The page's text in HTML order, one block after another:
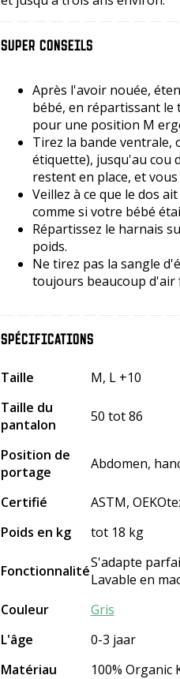
SUPER CONSEILS
Après l'avoir nouée,
bébé, en répartissant le
pour une position M
Tirez la bande ventrale,
étiquette), jusqu'au cou
restent en place, et
Veillez à ce que le dos
comme si votre bébé
Répartissez le harnais
poids.
Ne tirez pas la sangle
toujours beaucoup d'air
SPÉCIFICATIONS
Taille
M, L +10
Taille du
pantalon
50 tot 86
Position de
portage
Abdomen,
Certifié
ASTM,
Poids en kg
tot 18 kg
FonctionnalitéS'adapte
Lavable en
Couleur
Gris
L'âge
0-3 jaar
Matériau
100% Organic